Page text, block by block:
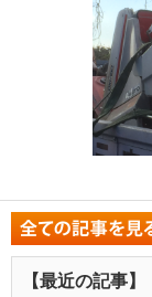
【最近の記事】